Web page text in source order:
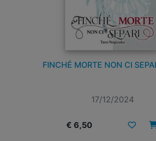
FINCHÉ MORTE NON CI
17/12/2024
€ 6,50